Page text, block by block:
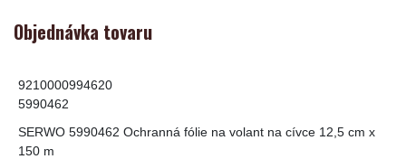
Objednávka tovaru
9210000994620
5990462
SERWO 5990462 Ochranná fólie na volant na cívce 12,5 cm x
150 m